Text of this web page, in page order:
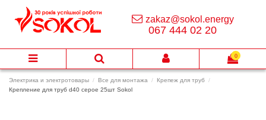
Электрика и электротовары Все для монтажа
Крепеж для труб
Крепление для труб d40 серое 25шт Sokol
zakaz@sokol.energy
067 444 02 20
0